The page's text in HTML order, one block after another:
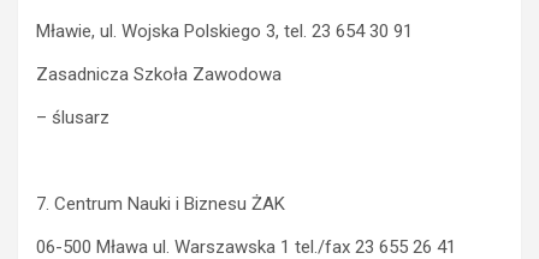
Mławie, ul. Wojska Polskiego 3, tel. 23 654 30 91
Zasadnicza Szkoła Zawodowa
– ślusarz
7. Centrum Nauki i Biznesu ŻAK
06-500 Mława ul. Warszawska 1 tel./fax 23 655 26 41